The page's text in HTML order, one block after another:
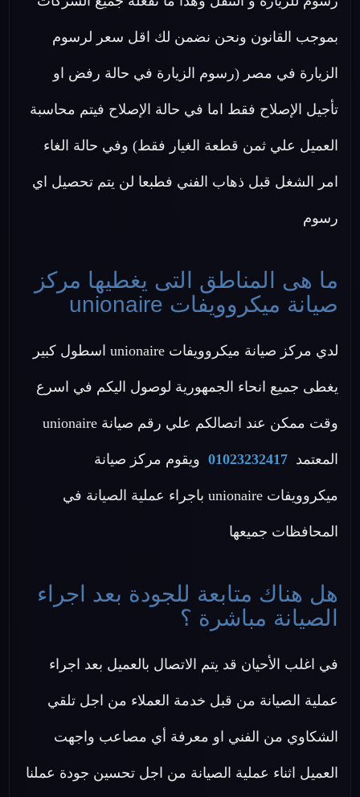
بموجب القانون ونحن نضمن لك اقل سعر لرسوم
الزيارة في مصر (رسوم الزيارة في حالة رفض او
تأجيل الإصلاح فقط اما في حالة الإصلاح فيتم محاسبة
العميل علي ثمن قطعة الغيار فقط) وفي حالة الغاء
امر الشغل قبل ذهاب الفني فطبعا لن يتم تحصيل اي
رسوم
ما هى المناطق التى يغطيها مركز
صيانة ميكروويفات unionaire
لدي مركز صيانة ميكروويفات unionaire اسطول كبير
يغطى جميع انحاء الجمهورية لوصول اليكم في اسرع
وقت ممكن عند اتصالكم علي رقم صيانة unionaire
المعتمد 01023232417 ويقوم مركز صيانة
ميكروويفات unionaire باجراء عملية الصيانة في
المحافظات جميعها
هل هناك متابعة للجودة بعد اجراء
الصيانة مباشرة ؟
في اغلب الأحيان قد يتم الاتصال بالعميل بعد اجراء
عملية الصيانة من قبل خدمة العملاء من اجل تلقي
الشكاوي من الفني او معرفة أي مصاعب واجهت
العميل اثناء عملية الصيانة من اجل تحسين جودة عملنا